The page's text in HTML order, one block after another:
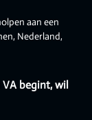
aan een
Nederland,
VA begint, wil